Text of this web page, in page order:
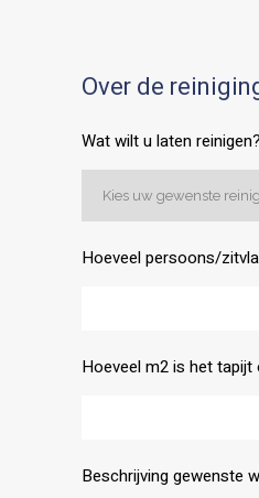
Over de
Wat wilt u laten reinigen?
Hoeveel persoons/
Hoeveel m2 is het tapijt
Beschrijving gewenste